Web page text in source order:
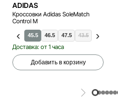
ADIDAS
Кроссовки Adidas SoleMatch
Control M
44 45.5 46.5 47.5 43.5 44.5
Доставка: от 1 часа
Добавить в корзину